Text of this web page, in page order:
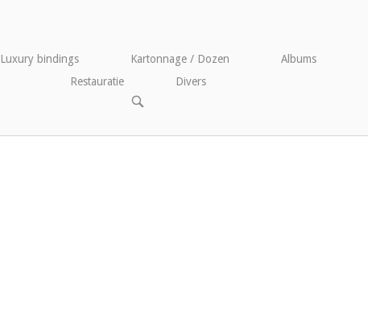
Luxury bindings Kartonnage / Dozen Albums
Restauratie
Divers
OPEN
DE